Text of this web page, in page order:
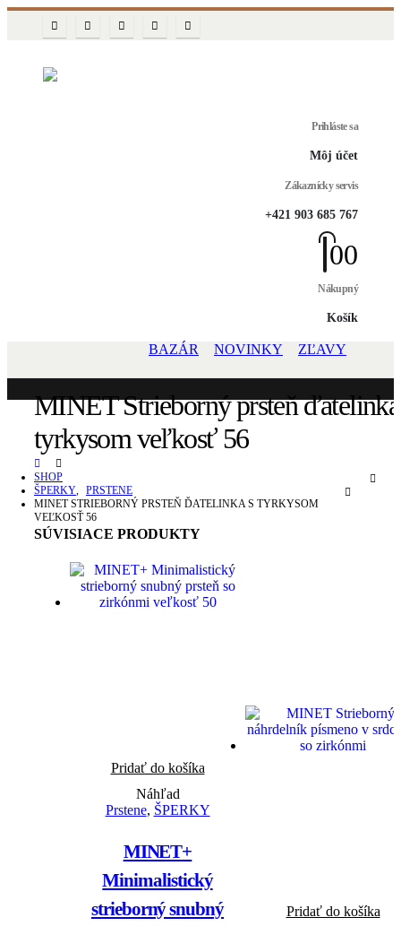
Prihláste sa
Môj účet
Zákaznícky servis
+421 903 685 767
00
Nákupný
Košík
BAZÁR NOVINKY ZĽAVY
MINET Strieborný prsteň
tyrkysom veľkosť 56
SHOP
ŠPERKY, PRSTENE
MINET STRIEBORNÝ PRSTEŇ ĎATELINKA S TYRKYSOM
VEĽKOSŤ 56
SÚVISIACE PRODUKTY
Pridať do košíka
Náhľad
Prstene, ŠPERKY
MINET+
Minimalistický
strieborný snubný
Pridať do košíka